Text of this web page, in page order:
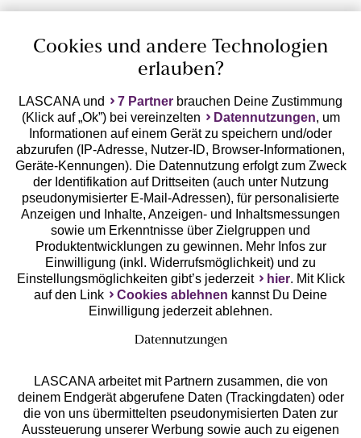
Geprüfte Sicherheit
Unsere Apps
Services
Cookies und andere Technologien
erlauben?
LASCANA und 7 Partner brauchen Deine Zustimmung
(Klick auf „Ok”) bei vereinzelten
Datennutzungen, um
Informationen auf einem Gerät zu speichern und/oder
abzurufen (IP-Adresse, Nutzer-ID, Browser-Informationen,
Geräte-Kennungen). Die Datennutzung erfolgt zum Zweck
der Identifikation auf Drittseiten (auch unter Nutzung
pseudonymisierter E-Mail-Adressen), für personalisierte
Anzeigen und Inhalte, Anzeigen- und Inhaltsmessungen
sowie um Erkenntnisse über Zielgruppen und
Produktentwicklungen zu gewinnen. Mehr Infos zur
Einwilligung (inkl. Widerrufsmöglichkeit) und zu
Einstellungsmöglichkeiten gibt’s jederzeit
hier. Mit Klick
auf den Link
Cookies ablehnen kannst Du Deine
Einwilligung jederzeit ablehnen.
Datennutzungen
LASCANA arbeitet mit Partnern zusammen, die von
deinem Endgerät abgerufene Daten (Trackingdaten) oder
die von uns übermittelten pseudonymisierten Daten zur
Aussteuerung unserer Werbung sowie auch zu eigenen